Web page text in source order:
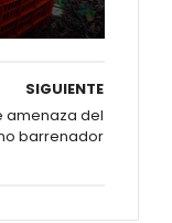
SIGUIENTE
amenaza del
barrenador